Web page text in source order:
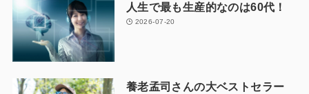
人生で最も生産的なのは60代！
2026-07-20
養老孟司さんの大ベストセラー